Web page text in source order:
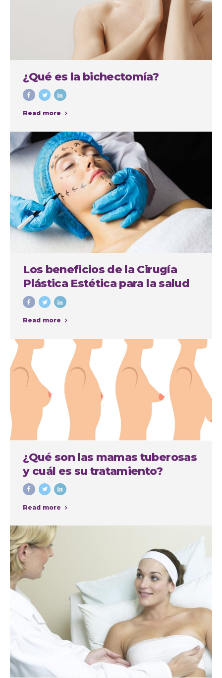
¿Qué es la bichectomía?
Read more
Los beneficios de la Cirugía
Plástica Estética para la salud
física y mental
Read more
¿Qué son las mamas tuberosas
y cuál es su tratamiento?
Read more